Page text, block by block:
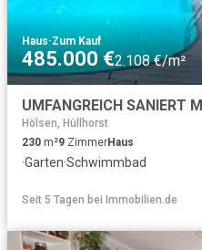
Haus·Zum Kauf
485.000 €2.108 €/m²
UMFANGREICH SANIERT
Hölsen, Hüllhorst
230 m²9 ZimmerHaus
·Garten·Schwimmbad
Seit 5 Tagen bei Immobilien.de